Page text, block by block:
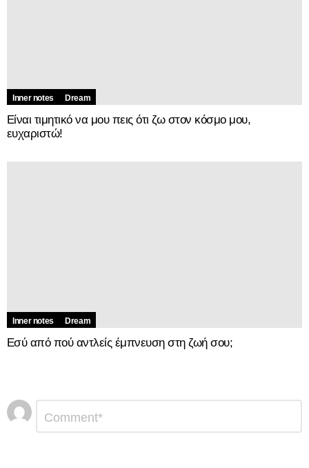
Inner notes Dream
Είναι τιμητικό να μου πεις ότι ζω στον κόσμο μου,
ευχαριστώ!
Inner notes Dream
Εσύ από πού αντλείς έμπνευση στη ζωή σου;
Αφήστε
μια
απάντηση